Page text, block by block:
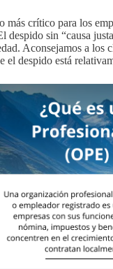
más crítico para los
despido sin “causa
Aconsejamos a los
el despido está